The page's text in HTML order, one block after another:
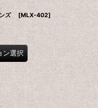
ズ [MLX-402]
ン選択